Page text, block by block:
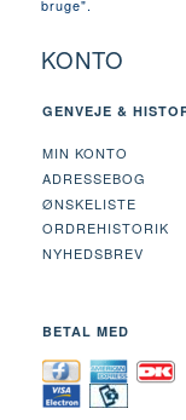
bruge".
KONTO
GENVEJE &
MIN KONTO
ADRESSEBOG
ØNSKELISTE
ORDREHISTORIK
NYHEDSBREV
BETAL MED